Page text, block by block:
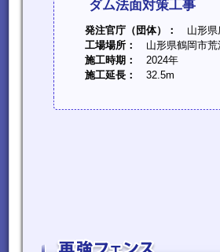
ダム法面対策工事
発注官庁（団体）：
山形県
工場場所：
山形県鶴岡市荒
施工時期：
2024年
施工延長：
32.5m